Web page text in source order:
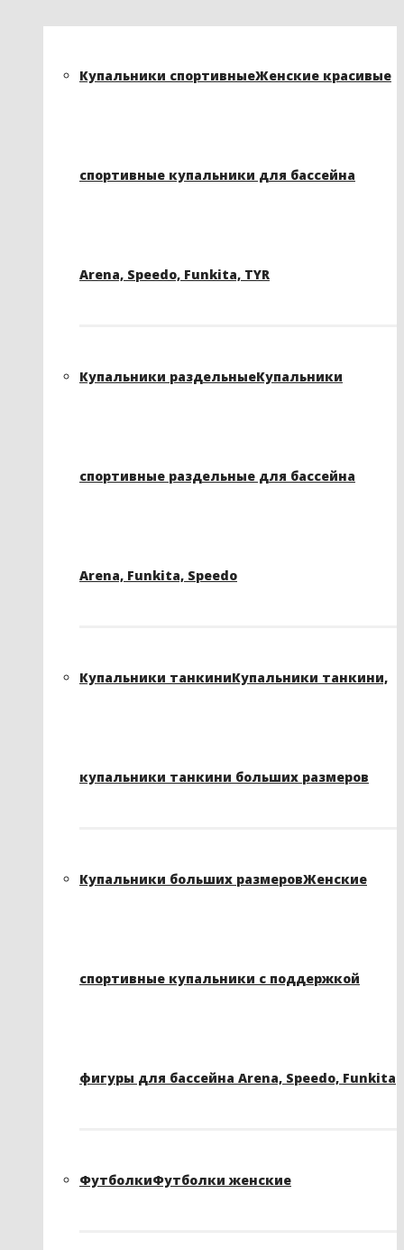
Купальники спортивныеЖенские красивые
спортивные купальники для бассейна
Arena, Speedo, Funkita, TYR
Купальники раздельныеКупальники
спортивные раздельные для бассейна
Arena, Funkita, Speedo
Купальники танкиниКупальники танкини,
купальники танкини больших размеров
Купальники больших размеровЖенские
спортивные купальники с поддержкой
фигуры для бассейна Arena, Speedo, Funkita
ФутболкиФутболки женские